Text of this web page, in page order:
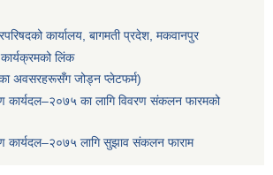
कार्यालय, बागमती प्रदेश, मकवानपुर
कार्यक्रमको लिंक
अवसरहरूसँग जोड्न प्लेटफर्म)
कार्यदल–२०७५ का लागि विवरण संकलन फारमको
कार्यदल–२०७५ लागि सुझाव संकलन फाराम